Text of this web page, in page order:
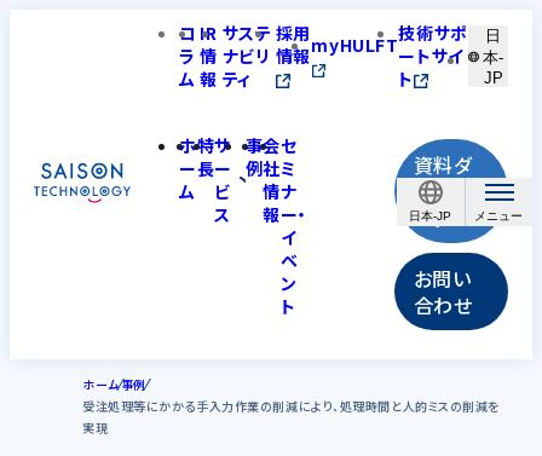
日本-JP
コ
ラ
ム
IR
情
報
サステ
ナビリ
ティ
採用
情報myHULFT技術サポ
ートサイ
ト
日
本-
JP
ホ
ー
ム
特
長
サ
ー
ビ
ス
事
例
会
社
情
報
セ
ミ
ナ
ー・
イ
ベ
ン
ト
資料ダ
ウンロ
ード
お問い
合わせ
ホーム事例
受注処理等にかかる手入力作業の削減により、処理時間と人的ミスの削減を
実現